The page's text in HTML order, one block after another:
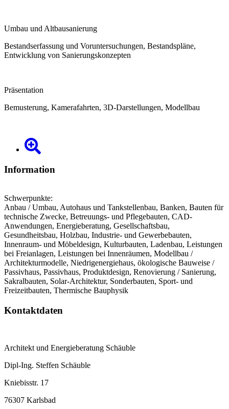
Umbau und Altbausanierung
Bestandserfassung und Voruntersuchungen, Bestandspläne,
Entwicklung von Sanierungskonzepten
Präsentation
Bemusterung, Kamerafahrten, 3D-Darstellungen, Modellbau
Information
Schwerpunkte:
Anbau / Umbau, Autohaus und Tankstellenbau, Banken, Bauten für
technische Zwecke, Betreuungs- und Pflegebauten, CAD-
Anwendungen, Energieberatung, Gesellschaftsbau,
Gesundheitsbau, Holzbau, Industrie- und Gewerbebauten,
Innenraum- und Möbeldesign, Kulturbauten, Ladenbau, Leistungen
bei Freianlagen, Leistungen bei Innenräumen, Modellbau /
Architekturmodelle, Niedrigenergiehaus, ökologische Bauweise /
Passivhaus, Passivhaus, Produktdesign, Renovierung / Sanierung,
Sakralbauten, Solar-Architektur, Sonderbauten, Sport- und
Freizeitbauten, Thermische Bauphysik
Kontaktdaten
Architekt und Energieberatung Schäuble
Dipl-Ing. Steffen Schäuble
Kniebisstr. 17
76307 Karlsbad